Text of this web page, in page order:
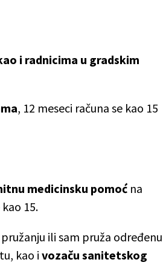
i radnicima u gradskim
, 12 meseci računa se kao 15
medicinsku pomoćna
15.
ili sam pruža određenu
kao i vozaču sanitetskog